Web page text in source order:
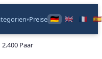
▾Preise
2.400 Paar